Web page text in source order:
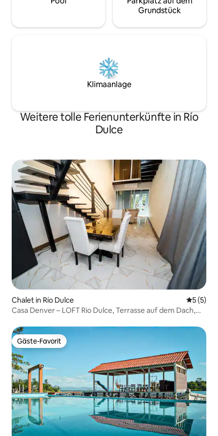
Grundstück
Klimaanlage
Weitere tolle Ferienunterkünfte in Río
Dulce
Chalet in Río Dulce
5 (5)
Casa Denver – LOFT Rio Dulce, Terrasse auf dem Dach,
Gäste-Favorit
Gäste-Favorit